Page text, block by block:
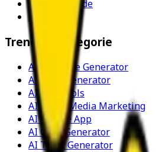
Augment Code
Sanity
Trending Categorie
AI Animatie Generator
AI Stem Generator
AI SEO Tools
AI Social Media Marketing
AI Notitie App
AI Code Generator
AI Tekst Generator